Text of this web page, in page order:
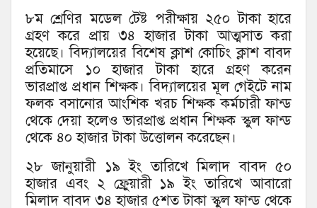
৮ম শ্রেণির মডেল টেষ্ট পরীক্ষায় ২৫০ টাকা হারে
গ্রহণ করে প্রায় ৩৪ হাজার টাকা আত্মসাত করা
হয়েছে। বিদ্যালয়ের বিশেষ ক্লাশ কোচিং ক্লাশ বাবদ
প্রতিমাসে ১০ হাজার টাকা হারে গ্রহণ করেন
ভারপ্রাপ্ত প্রধান শিক্ষক। বিদ্যালয়ের মূল গেইটে নাম
ফলক বসানোর আংশিক খরচ শিক্ষক কর্মচারী ফান্ড
থেকে দেয়া হলেও ভারপ্রাপ্ত প্রধান শিক্ষক স্কুল ফান্ড
থেকে ৪০ হাজার টাকা উত্তোলন করেছেন।
২৮ জানুয়ারী ১৯ ইং তারিখে মিলাদ বাবদ ৫০
হাজার এবং ২ ফ্রেুয়ারী ১৯ ইং তারিখে আবারো
মিলাদ বাবদ ৩৪ হাজার ৫শত টাকা স্কুল ফান্ড থেকে